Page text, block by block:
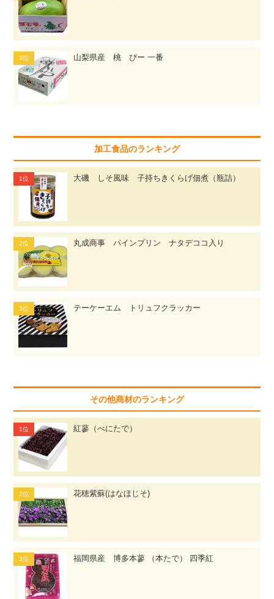
山梨県産 桃 ぴー 一番
加工食品のランキング
大磯 しそ風味 子持ちきくらげ佃煮（瓶詰）
丸成商事 パインプリン ナタデココ入り
テーケーエム トリュフクラッカー
その他商材のランキング
紅蓼（べにたで）
花穂紫蘇(はなほじそ)
福岡県産 博多本蓼 （本たで） 四季紅